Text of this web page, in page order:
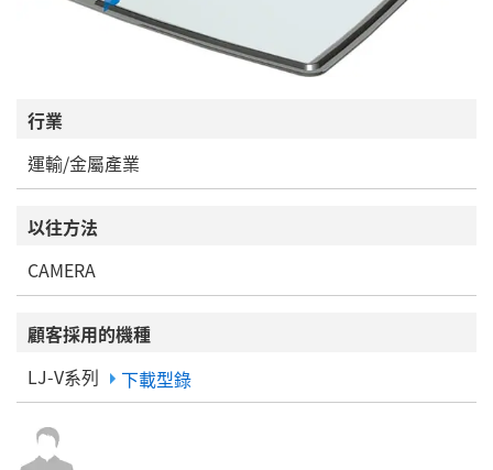
行業
運輸/金屬產業
以往方法
CAMERA
顧客採用的機種
LJ-V系列
下載型錄